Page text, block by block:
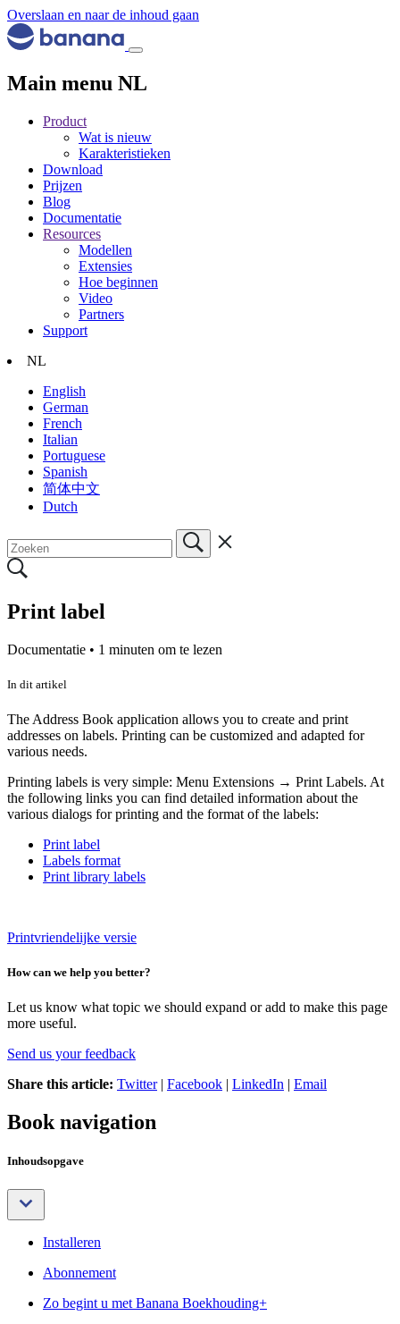
Overslaan en naar de inhoud gaan
Main menu NL
Product
Wat is nieuw
Karakteristieken
Download
Prijzen
Blog
Documentatie
Resources
Modellen
Extensies
Hoe beginnen
Video
Partners
Support
NL
English
German
French
Italian
Portuguese
Spanish
简体中文
Dutch
Print label
Documentatie • 1 minuten om te lezen
In dit artikel
The Address Book application allows you to create and print
addresses on labels. Printing can be customized and adapted for
various needs.
Printing labels is very simple: Menu Extensions → Print Labels. At
the following links you can find detailed information about the
various dialogs for printing and the format of the labels:
Print label
Labels format
Print library labels
Printvriendelijke versie
How can we help you better?
Let us know what topic we should expand or add to make this page
more useful.
Send us your feedback
Share this article: Twitter| Facebook | LinkedIn | Email
Book navigation
Inhoudsopgave
Installeren
Abonnement
Zo begint u met Banana Boekhouding+